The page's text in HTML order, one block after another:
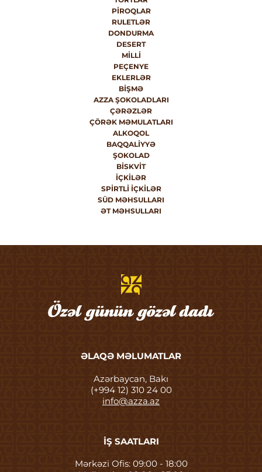
PIROQLAR
RULETLƏR
DONDURMA
DESERT
MILLI
PEÇENYE
EKLERLƏR
BIŞMƏ
AZZA ŞOKOLADLARI
ÇƏRƏZLƏR
ÇÖRƏK MƏMULATLARI
ALKOQOL
BAQQALIYYƏ
ŞOKOLAD
BISKVIT
İÇKILƏR
SPIRTLI İÇKILƏR
SÜD MƏHSULLARI
ƏT MƏHSULLARI
ƏLAQƏ MƏLUMATLAR
Azərbaycan, Bakı
(+994 12) 310 24 00
info@azza.az
İŞ SAATLARI
Mərkəzi Ofis: 09:00 - 18:00